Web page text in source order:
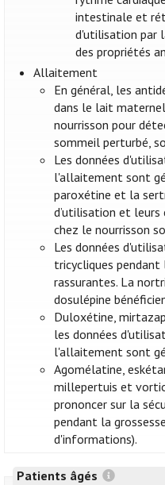
intestinale et
d'utilisation par
des propriétés
Allaitement
En général, les
dans le lait
nourrisson pour
sommeil perturbé,
Les données
l'allaitement sont
paroxétine et la
d’utilisation et
chez le nourrisson
Les données
tricycliques
rassurantes. La
dosulépine
Duloxétine,
les données
l'allaitement sont
Agomélatine,
millepertuis et
prononcer sur la
pendant la
d'informations).
Patients âgés